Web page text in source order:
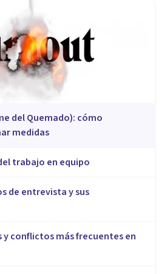
del Quemado): cómo
medidas
trabajo en equipo
de entrevista y sus
y conflictos más frecuentes en